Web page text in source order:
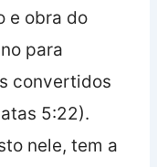
e obra do
para
convertidos
5:22).
nele, tem a